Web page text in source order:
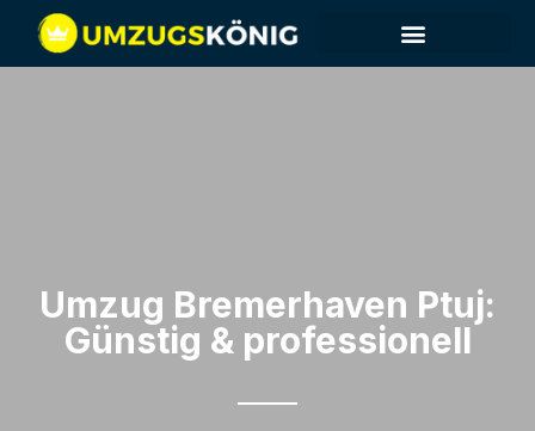
Umzug Bremerhaven​ Ptuj:
Günstig & professionell​